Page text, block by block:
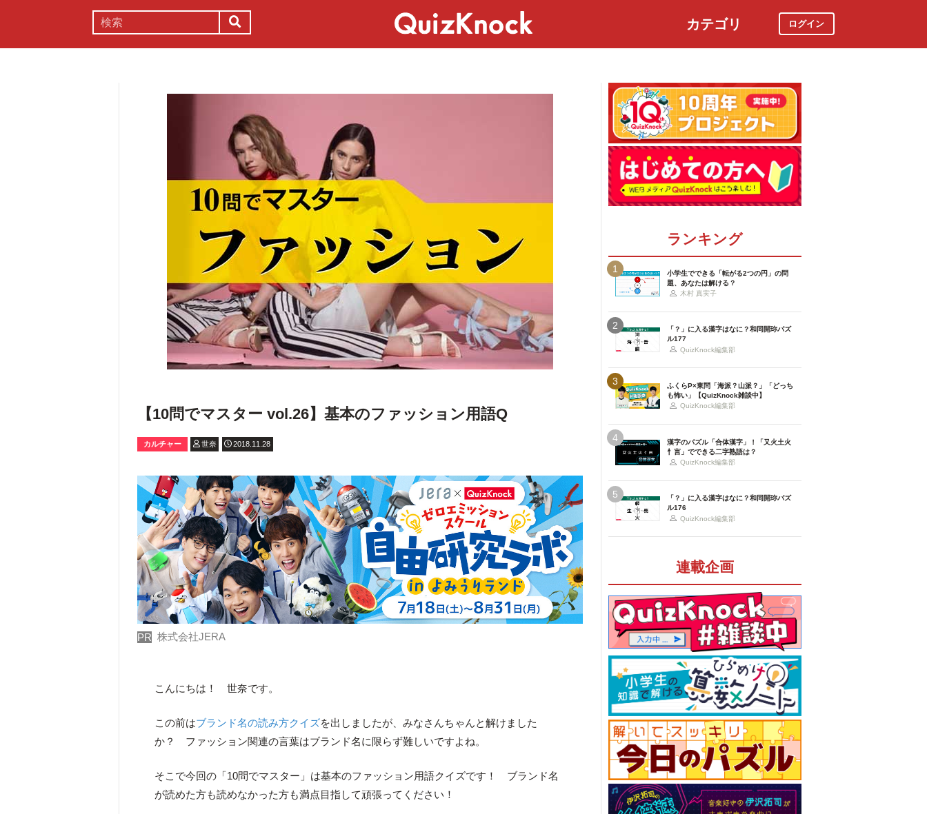
カテゴリ ログイン
【10問でマスター vol.26】基本のファッション用語Q
カルチャー 世奈 2018.11.28
PR 株式会社JERA
こんにちは！ 世奈です。
この前はブランド名の読み方クイズを出しましたが、みなさんちゃんと解けました
か？ ファッション関連の言葉はブランド名に限らず難しいですよね。
そこで今回の「10問でマスター」は基本のファッション用語クイズです！ ブランド名
が読めた方も読めなかった方も満点目指して頑張ってください！
ランキング
1
小学生でできる「転がる2つの円」の問
題、あなたは解ける？
木村 真実子
2
「？」に入る漢字はなに？和同開珎パズ
ル177
QuizKnock編集部
3
ふくらP×東問「海派？山派？」「どっち
も怖い」【QuizKnock雑談中】
QuizKnock編集部
4
漢字のパズル「合体漢字」！「又火土火
忄言」でできる二字熟語は？
QuizKnock編集部
5
「？」に入る漢字はなに？和同開珎パズ
ル176
QuizKnock編集部
連載企画